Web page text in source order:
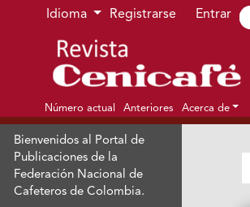
Ir al menú de navegación principal
Ir al contenido principal
Ir al pie de página del sitio
Idioma Registrarse Entrar
Número actual Anteriores Acerca de
Bienvenidos al Portal de
Publicaciones de la
Federación Nacional de
Cafeteros de Colombia.